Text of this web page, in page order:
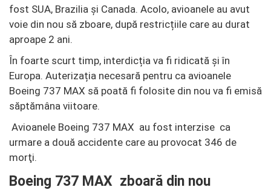
fost SUA, Brazilia şi Canada. Acolo, avioanele au avut
voie din nou să zboare, după restricțiile care au durat
aproape 2 ani.
În foarte scurt timp, interdicția va fi ridicată și în
Europa. Auterizația necesară pentru ca avioanele
Boeing 737 MAX să poată fi folosite din nou va fi emisă
săptămâna viitoare.
Avioanele Boeing 737 MAX au fost interzise ca
urmare a două accidente care au provocat 346 de
morţi.
Boeing 737 MAX zboară din nou